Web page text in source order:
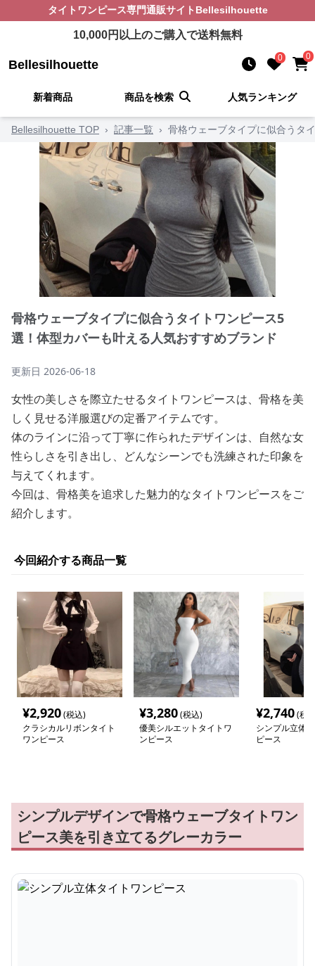
タイトワンピース専門通販サイト Bellesilhouette
10,000円以上のご購入で送料無料
Bellesilhouette 0 0
新着商品 商品を検索 人気ランキング
Bellesilhouette TOP › 記事一覧 › 骨格ウェーブタイプに似合うタ
骨格ウェーブタイプに似合うタイトワンピース5
選！体型カバーも叶える人気おすすめブランド
更新日 2026-06-18
女性の美しさを際立たせるタイトワンピースは、骨格を美
しく見せる洋服選びの定番アイテムです。
体のラインに沿って丁寧に作られたデザインは、自然な女
性らしさを引き出し、どんなシーンでも洗練された印象を
与えてくれます。
今回は、骨格美を追求した魅力的なタイトワンピースをご
紹介します。
今回紹介する商品一覧
¥2,920(税込)
クラシカルリボンタイト
ワンピース
¥3,280(税込)
優美シルエットタイトワ
ンピース
¥2,740(税
シンプル立体
ピース
シンプルデザインで骨格ウェーブタイトワン
ピース美を引き立てるグレーカラー